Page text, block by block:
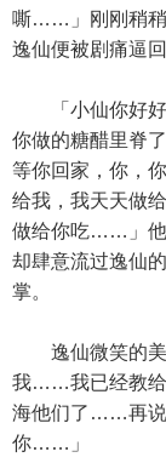
嘶……」刚刚稍稍
逸仙便被剧痛逼
「小仙你好好
你做的糖醋里脊了
等你回家，你，
给我，我天天做给
做给你吃……」他
却肆意流过逸仙
掌。
逸仙微笑的美
我……我已经教
海他们了……再说
你……」